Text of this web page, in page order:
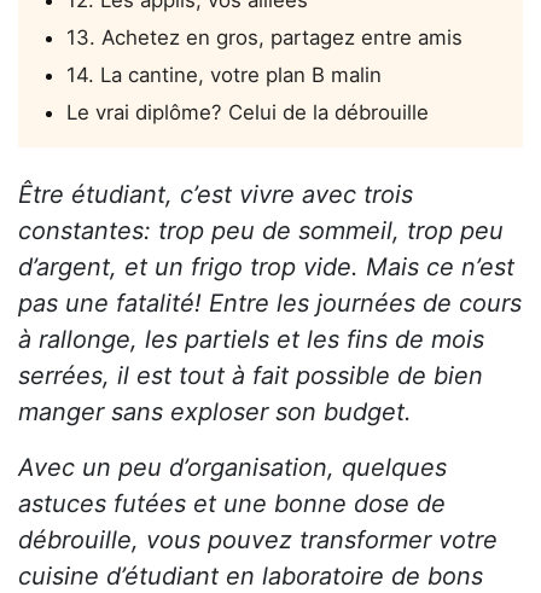
13. Achetez en gros, partagez entre amis
14. La cantine, votre plan B malin
Le vrai diplôme? Celui de la débrouille
Être étudiant, c’est vivre avec trois
constantes: trop peu de sommeil, trop peu
d’argent, et un frigo trop vide. Mais ce n’est
pas une fatalité! Entre les journées de cours
à rallonge, les partiels et les fins de mois
serrées, il est tout à fait possible de bien
manger sans exploser son budget.
Avec un peu d’organisation, quelques
astuces futées et une bonne dose de
débrouille, vous pouvez transformer votre
cuisine d’étudiant en laboratoire de bons